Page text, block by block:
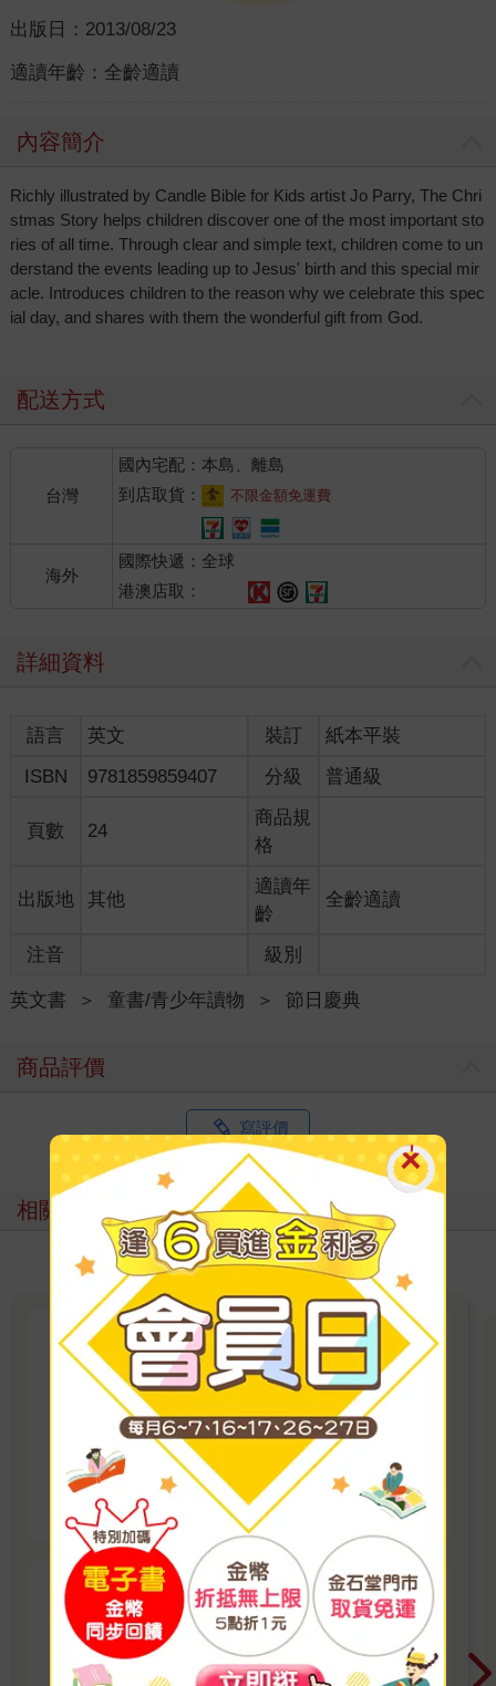
出版日： 2013/08/23
適讀年齡： 全齡適讀
內容簡介
Richly illustrated by Candle Bible for Kids artist Jo Parry, The Chri
stmas Story helps children discover one of the most important sto
ries of all time. Through clear and simple text, children come to un
derstand the events leading up to Jesus' birth and this special mir
acle. Introduces children to the reason why we celebrate this spec
ial day, and shares with them the wonderful gift from God.
配送方式
台灣
國內宅配：本島、離島
到店取貨：
不限金額免運費
海外
國際快遞：全球
港澳店取：
詳細資料
語言 英文 裝訂
紙本平裝
ISBN
9781859859407 分級 普通級
頁數 24
商品規
格
出版地 其他
適讀年
齡
全齡適讀
注音 級別
英文書 ＞ 童書/青少年讀物 ＞ 節日慶典
商品評價
寫評價
相關主題
花開書趣：春日英語分齡閱讀冒
險
溫馨故事、趣味互動、奇幻探索，春天最療癒的
閱讀樂園
看更多